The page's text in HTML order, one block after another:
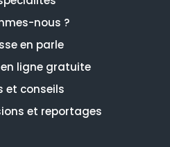
nous ?
en parle
ligne gratuite
et conseils
et reportages